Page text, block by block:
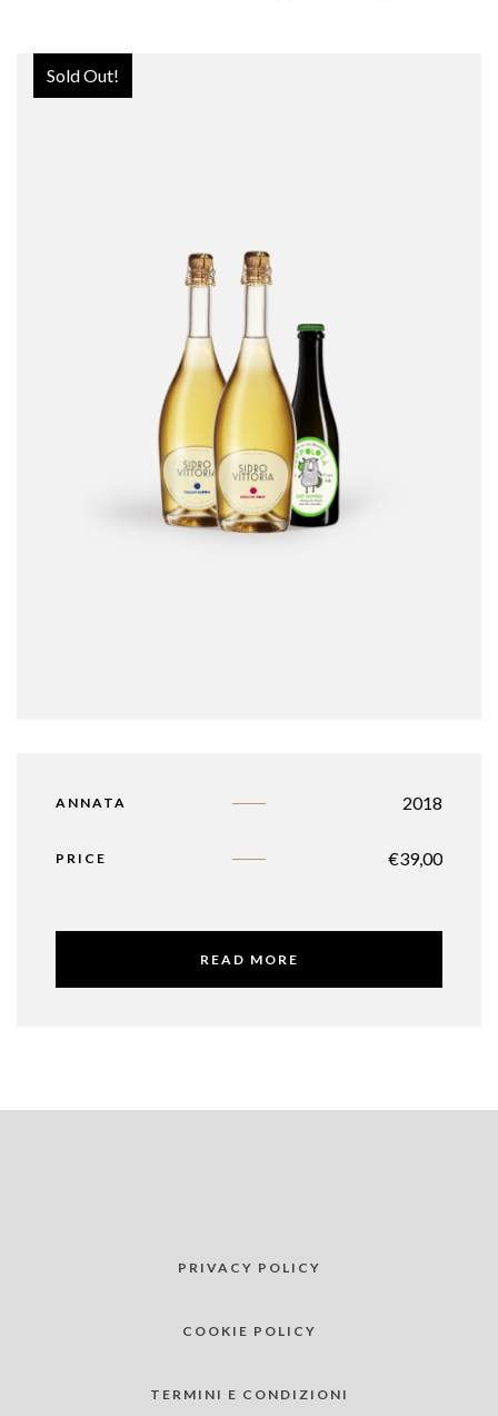
Sold Out!
ANNATA 2018
PRICE €39,00
READ MORE
PRIVACY POLICY
COOKIE POLICY
TERMINI E CONDIZIONI